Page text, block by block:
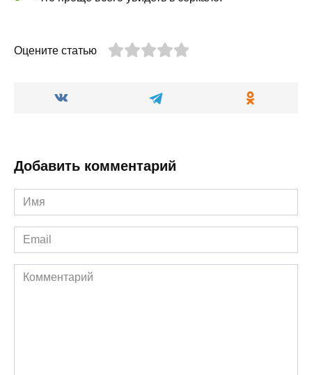
Оцените статью
Добавить комментарий
Имя
*
Email
*
Комментарий